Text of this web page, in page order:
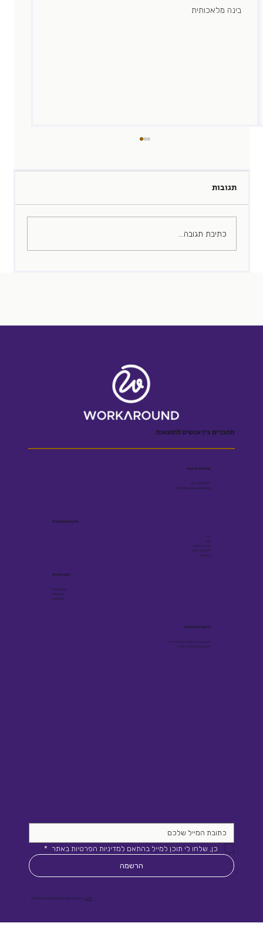
בינה מלאכותית
המדריך לימים הבאים
תגובות
כתיבת תגובה...
מחברים בין אנשים לתוצאות
שומרים על קשר
055-5001909
Efrat@workaround.blog
לינקים שימושיים
בלוג
ספר
הצהרת נגישות
מדיניות פרטיות
תקנון אתר
עקבו אחרינו
Facebook
Youtube
Linkedin
הישארו מעודכנים
תוכן מקצועי על גיוס ובינה מלאכותית -
פעם בשבועיים, ישירות למייל
כן, שלחו לי תוכן למייל בהתאם למדיניות הפרטיות באתר *
הרשמה
© 2026 by Site WORKAROUND. Made byLIRON